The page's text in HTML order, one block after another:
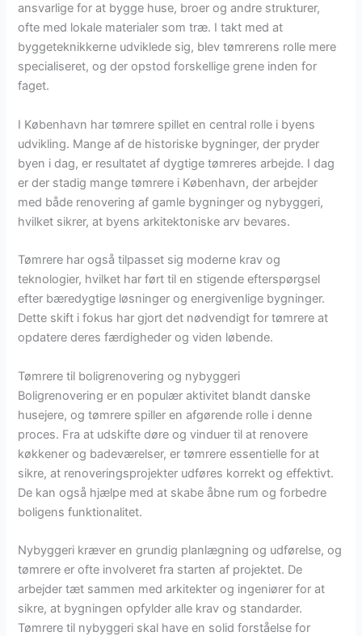
ansvarlige for at bygge huse, broer og andre strukturer,
ofte med lokale materialer som træ. I takt med at
byggeteknikkerne udviklede sig, blev tømrerens rolle mere
specialiseret, og der opstod forskellige grene inden for
faget.
I København har tømrere spillet en central rolle i byens
udvikling. Mange af de historiske bygninger, der pryder
byen i dag, er resultatet af dygtige tømreres arbejde. I dag
er der stadig mange tømrere i København, der arbejder
med både renovering af gamle bygninger og nybyggeri,
hvilket sikrer, at byens arkitektoniske arv bevares.
Tømrere har også tilpasset sig moderne krav og
teknologier, hvilket har ført til en stigende efterspørgsel
efter bæredygtige løsninger og energivenlige bygninger.
Dette skift i fokus har gjort det nødvendigt for tømrere at
opdatere deres færdigheder og viden løbende.
Tømrere til boligrenovering og nybyggeri
Boligrenovering er en populær aktivitet blandt danske
husejere, og tømrere spiller en afgørende rolle i denne
proces. Fra at udskifte døre og vinduer til at renovere
køkkener og badeværelser, er tømrere essentielle for at
sikre, at renoveringsprojekter udføres korrekt og effektivt.
De kan også hjælpe med at skabe åbne rum og forbedre
boligens funktionalitet.
Nybyggeri kræver en grundig planlægning og udførelse, og
tømrere er ofte involveret fra starten af projektet. De
arbejder tæt sammen med arkitekter og ingeniører for at
sikre, at bygningen opfylder alle krav og standarder.
Tømrere til nybyggeri skal have en solid forståelse for